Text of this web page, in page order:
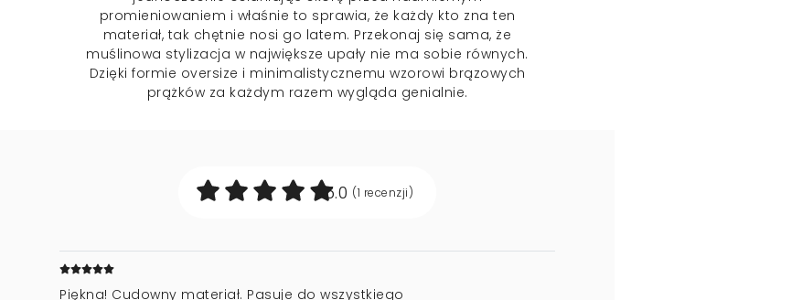
promieniowaniem i właśnie to sprawia, że każdy kto zna ten
materiał, tak chętnie nosi go latem. Przekonaj się sama, że
muślinowa stylizacja w największe upały nie ma sobie równych.
Dzięki formie oversize i minimalistycznemu wzorowi brązowych
prążków za każdym razem wygląda genialnie.
5.0 (1 recenzji)
Piękna! Cudowny materiał. Pasuje do wszystkiego